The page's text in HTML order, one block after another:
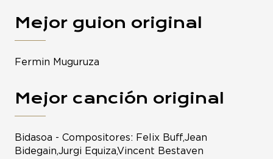
Mejor guion original
Fermin Muguruza
Mejor canción original
Bidasoa - Compositores: Felix Buff,Jean
Bidegain,Jurgi Equiza,Vincent Bestaven